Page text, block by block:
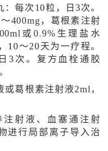
：每次10粒，日3次。
400mg，葛根素注射
或0.9%生理盐水
10～20天为一疗程。
3次。复方血栓通胶
或葛根素注射液2ml，
注射液、血塞通注射
进行局部离子导入治